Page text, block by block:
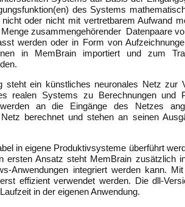
des Systems
oder nicht mit vertretbarem Aufwand
zusammengehörender Datenpaare
werden oder in Form von
in MemBrain importiert und zum
steht ein künstliches neuronales Netz zur
realen Systems zu Berechnungen und
an die Eingänge des Netzes
berechnet und stehen an seinen
in eigene Produktivsysteme überführt
ersten Ansatz steht MemBrain zusätzlich
Anwendungen integriert werden kann.
effizient verwendet werden. Die dll-
in der eigenen Anwendung.